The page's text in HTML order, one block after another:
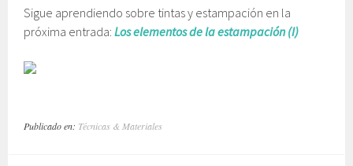
Sigue aprendiendo sobre tintas y estampación en la
próxima entrada:Los elementos de la estampación (I)
Publicado en: Técnicas & Materiales